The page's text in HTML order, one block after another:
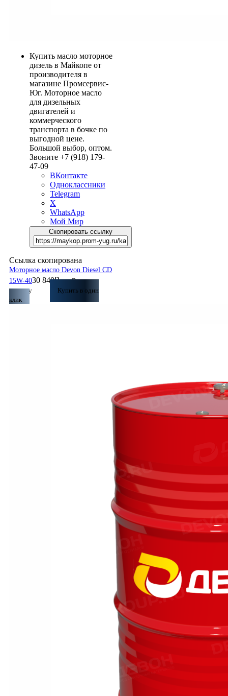
Купить масло моторное
дизель в Майкопе от
производителя в
магазине Промсервис-
Юг. Моторное масло
для дизельных
двигателей и
коммерческого
транспорта в бочке по
выгодной цене.
Большой выбор, оптом.
Звоните +7 (918) 179-
47-09
ВКонтакте
Одноклассники
Telegram
X
WhatsApp
Мой Мир
Скопировать ссылку
Ссылка скопирована
Моторное масло Devon Diesel CD
15W-4030 840₽
В
корзину
Купить в один
клик